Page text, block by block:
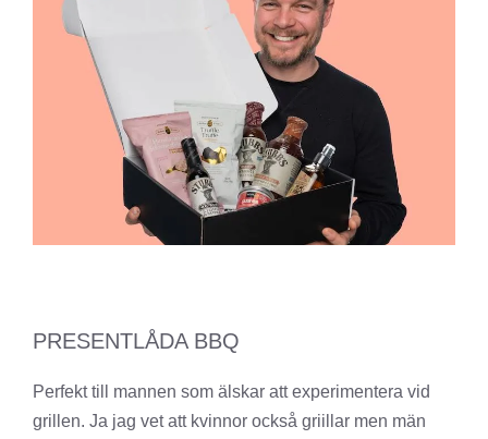
PRESENTLÅDA BBQ
Perfekt till mannen som älskar att experimentera vid
grillen. Ja jag vet att kvinnor också griillar men män